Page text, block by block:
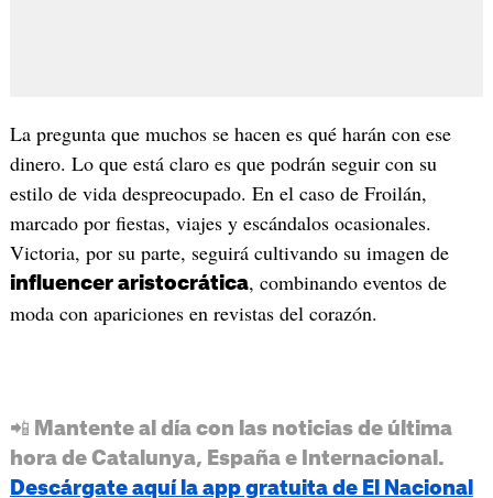
La pregunta que muchos se hacen es qué harán con ese
dinero. Lo que está claro es que podrán seguir con su
estilo de vida despreocupado. En el caso de Froilán,
marcado por fiestas, viajes y escándalos ocasionales.
Victoria, por su parte, seguirá cultivando su imagen de
influencer aristocrática, combinando eventos de
moda con apariciones en revistas del corazón.
📲 Mantente al día con las noticias de última
hora de Catalunya, España e Internacional.
Descárgate aquí la app gratuita de El Nacional